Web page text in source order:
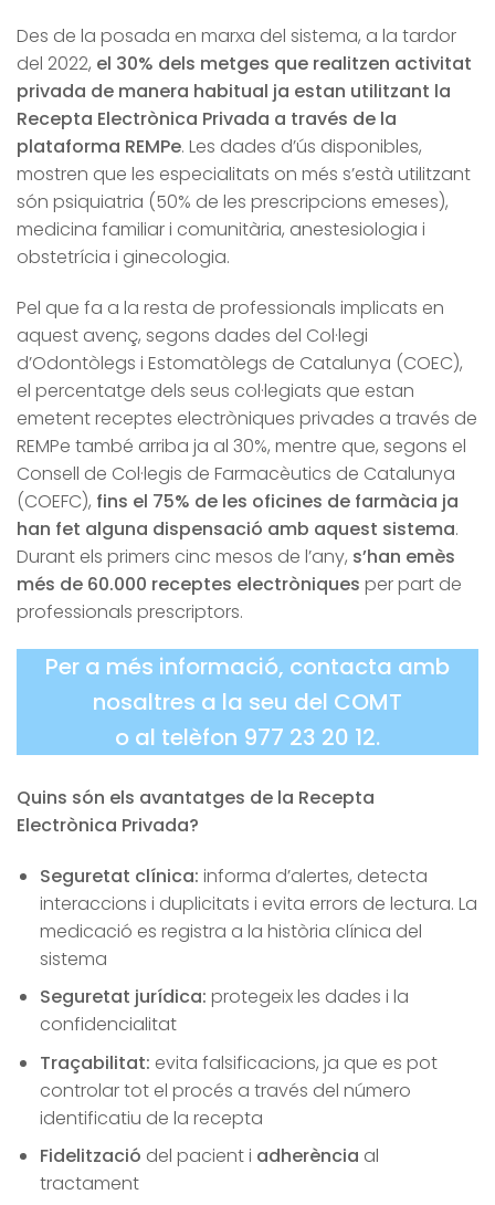
Des de la posada en marxa del sistema, a la tardor
del 2022, el 30% dels metges que realitzen activitat
privada de manera habitual ja estan utilitzant la
Recepta Electrònica Privada a través de la
plataforma REMPe. Les dades d’ús disponibles,
mostren que les especialitats on més s’està utilitzant
són psiquiatria (50% de les prescripcions emeses),
medicina familiar i comunitària, anestesiologia i
obstetrícia i ginecologia.
Pel que fa a la resta de professionals implicats en
aquest avenç, segons dades del Col·legi
d’Odontòlegs i Estomatòlegs de Catalunya (COEC),
el percentatge dels seus col·legiats que estan
emetent receptes electròniques privades a través de
REMPe també arriba ja al 30%, mentre que, segons el
Consell de Col·legis de Farmacèutics de Catalunya
(COEFC), fins el 75% de les oficines de farmàcia ja
han fet alguna dispensació amb aquest sistema.
Durant els primers cinc mesos de l’any, s’han emès
més de 60.000 receptes electròniques per part de
professionals prescriptors.
Per a més informació, contacta amb
nosaltres a la seu del COMT
o al telèfon 977 23 20 12.
Quins són els avantatges de la Recepta
Electrònica Privada?
Seguretat clínica: informa d’alertes, detecta
interaccions i duplicitats i evita errors de lectura. La
medicació es registra a la història clínica del
sistema
Seguretat jurídica: protegeix les dades i la
confidencialitat
Traçabilitat: evita falsificacions, ja que es pot
controlar tot el procés a través del número
identificatiu de la recepta
Fidelització del pacient i adherència al
tractament